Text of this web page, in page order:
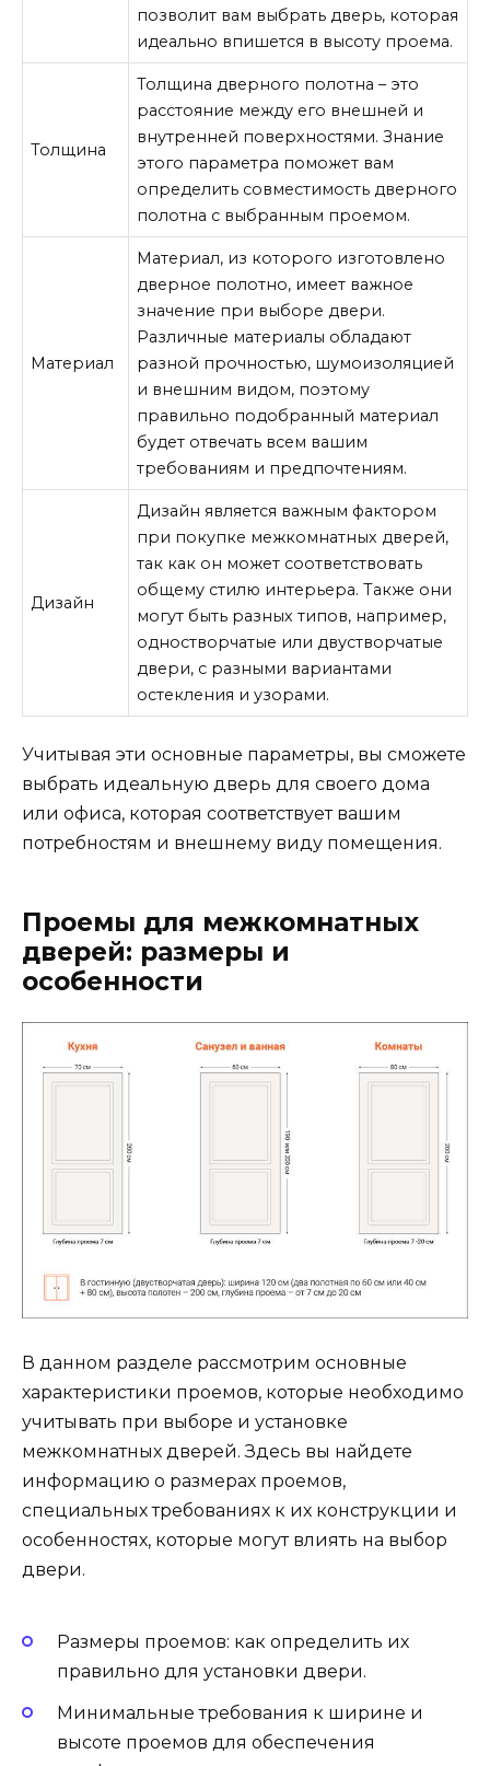
позволит вам выбрать дверь, которая
идеально впишется в высоту проема.
Толщина
Толщина дверного полотна – это
расстояние между его внешней и
внутренней поверхностями. Знание
этого параметра поможет вам
определить совместимость дверного
полотна с выбранным проемом.
Материал
Материал, из которого изготовлено
дверное полотно, имеет важное
значение при выборе двери.
Различные материалы обладают
разной прочностью, шумоизоляцией
и внешним видом, поэтому
правильно подобранный материал
будет отвечать всем вашим
требованиям и предпочтениям.
Дизайн
Дизайн является важным фактором
при покупке межкомнатных дверей,
так как он может соответствовать
общему стилю интерьера. Также они
могут быть разных типов, например,
одностворчатые или двустворчатые
двери, с разными вариантами
остекления и узорами.
Учитывая эти основные параметры, вы сможете
выбрать идеальную дверь для своего дома
или офиса, которая соответствует вашим
потребностям и внешнему виду помещения.
Проемы для межкомнатных
дверей: размеры и
особенности
В данном разделе рассмотрим основные
характеристики проемов, которые необходимо
учитывать при выборе и установке
межкомнатных дверей. Здесь вы найдете
информацию о размерах проемов,
специальных требованиях к их конструкции и
особенностях, которые могут влиять на выбор
двери.
Размеры проемов: как определить их
правильно для установки двери.
Минимальные требования к ширине и
высоте проемов для обеспечения